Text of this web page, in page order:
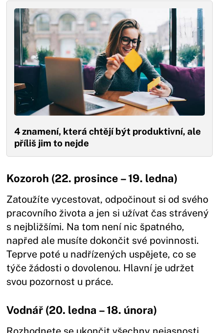
4 znamení, která chtějí být produktivní, ale
příliš jim to nejde
Kozoroh (22. prosince – 19. ledna)
Zatoužíte vycestovat, odpočinout si od svého
pracovního života a jen si užívat čas strávený
s nejbližšími. Na tom není nic špatného,
napřed ale musíte dokončit své povinnosti.
Teprve poté u nadřízených uspějete, co se
týče žádosti o dovolenou. Hlavní je udržet
svou pozornost u práce.
Vodnář (20. ledna – 18. února)